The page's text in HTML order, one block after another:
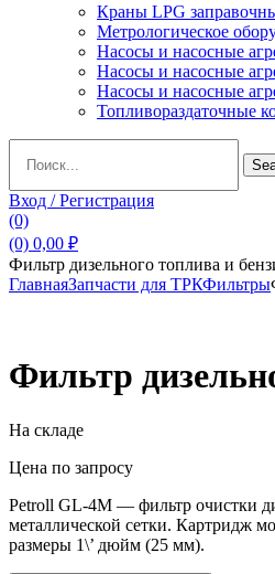
Краны LPG
Метрологическое
Насосы и насосные
Насосы и насосные
Насосы и насосные
Топливораздаточные
for:
Вход / Регистрация
(0)
(0) 0,00 ₽
Фильтр дизельного топлива и
ГлавнаяЗапчасти для ТРКФильтры
Фильтр
На складе
Цена по запросу
Petroll GL-4M — фильтр очистки
металлической сетки. Картридж
размеры 1\’ дюйм (25 мм).